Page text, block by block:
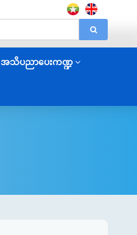
အသိပညာပေးကဏ္ဍ